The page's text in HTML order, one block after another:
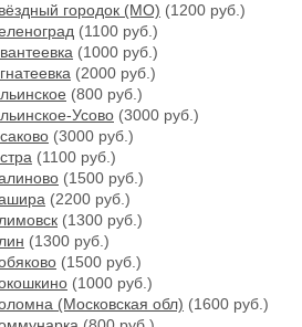
городок (МО) (1200 руб.)
(1100 руб.)
(1000 руб.)
(2000 руб.)
(800 руб.)
Усово (3000 руб.)
(3000 руб.)
(1100 руб.)
(1500 руб.)
(2200 руб.)
(1300 руб.)
(1300 руб.)
(1500 руб.)
(1000 руб.)
(Московская обл) (1600 руб.)